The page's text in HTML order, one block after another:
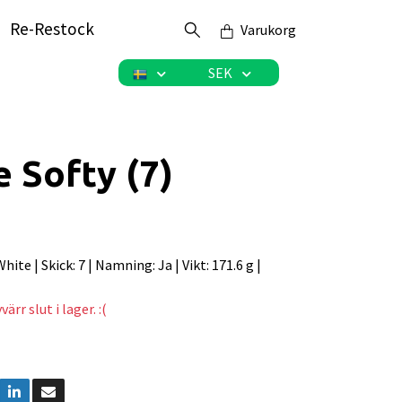
Re-Restock Varukorg
SEK
Softy (7)
| Skick: 7 | Namning: Ja | Vikt: 171.6 g |
slut i lager. :(